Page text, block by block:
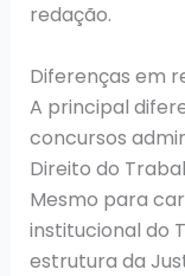
redação.
Diferenças em
A principal
concursos
Direito do
Mesmo para
institucional do
estrutura da